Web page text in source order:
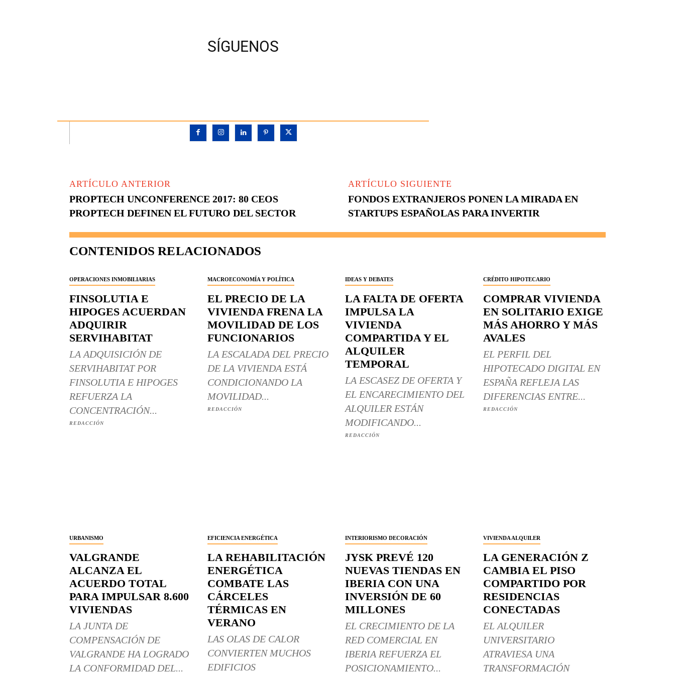
SÍGUENOS
ARTÍCULO ANTERIOR
PROPTECH UNCONFERENCE 2017: 80 CEOS
PROPTECH DEFINEN EL FUTURO DEL SECTOR
ARTÍCULO SIGUIENTE
FONDOS EXTRANJEROS PONEN LA MIRADA EN
STARTUPS ESPAÑOLAS PARA INVERTIR
CONTENIDOS RELACIONADOS
OPERACIONES INMOBILIARIAS
FINSOLUTIA E
HIPOGES ACUERDAN
ADQUIRIR
SERVIHABITAT
LA ADQUISICIÓN DE
SERVIHABITAT POR
FINSOLUTIA E HIPOGES
REFUERZA LA
CONCENTRACIÓN...
REDACCIÓN
MACROECONOMÍA Y POLÍTICA
EL PRECIO DE LA
VIVIENDA FRENA LA
MOVILIDAD DE LOS
FUNCIONARIOS
LA ESCALADA DEL PRECIO
DE LA VIVIENDA ESTÁ
CONDICIONANDO LA
MOVILIDAD...
REDACCIÓN
IDEAS Y DEBATES
LA FALTA DE OFERTA
IMPULSA LA
VIVIENDA
COMPARTIDA Y EL
ALQUILER
TEMPORAL
LA ESCASEZ DE OFERTA Y
EL ENCARECIMIENTO DEL
ALQUILER ESTÁN
MODIFICANDO...
REDACCIÓN
CRÉDITO HIPOTECARIO
COMPRAR VIVIENDA
EN SOLITARIO EXIGE
MÁS AHORRO Y MÁS
AVALES
EL PERFIL DEL
HIPOTECADO DIGITAL EN
ESPAÑA REFLEJA LAS
DIFERENCIAS ENTRE...
REDACCIÓN
URBANISMO
VALGRANDE
ALCANZA EL
ACUERDO TOTAL
PARA IMPULSAR 8.600
VIVIENDAS
LA JUNTA DE
COMPENSACIÓN DE
VALGRANDE HA LOGRADO
LA CONFORMIDAD DEL...
EFICIENCIA ENERGÉTICA
LA REHABILITACIÓN
ENERGÉTICA
COMBATE LAS
CÁRCELES
TÉRMICAS EN
VERANO
LAS OLAS DE CALOR
CONVIERTEN MUCHOS
EDIFICIOS
INTERIORISMO DECORACIÓN
JYSK PREVÉ 120
NUEVAS TIENDAS EN
IBERIA CON UNA
INVERSIÓN DE 60
MILLONES
EL CRECIMIENTO DE LA
RED COMERCIAL EN
IBERIA REFUERZA EL
POSICIONAMIENTO...
VIVIENDA ALQUILER
LA GENERACIÓN Z
CAMBIA EL PISO
COMPARTIDO POR
RESIDENCIAS
CONECTADAS
EL ALQUILER
UNIVERSITARIO
ATRAVIESA UNA
TRANSFORMACIÓN